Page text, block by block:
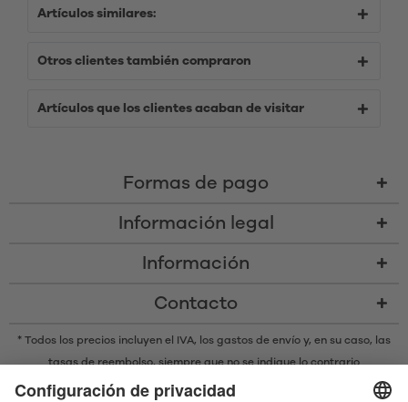
Artículos similares:
Otros clientes también compraron
Artículos que los clientes acaban de visitar
Formas de pago
Información legal
Información
Contacto
* Todos los precios incluyen el IVA, los gastos de envío y, en su caso, las
tasas de reembolso, siempre que no se indique lo contrario
* La marca denominativa y los logotipos Bluetooth® son marcas